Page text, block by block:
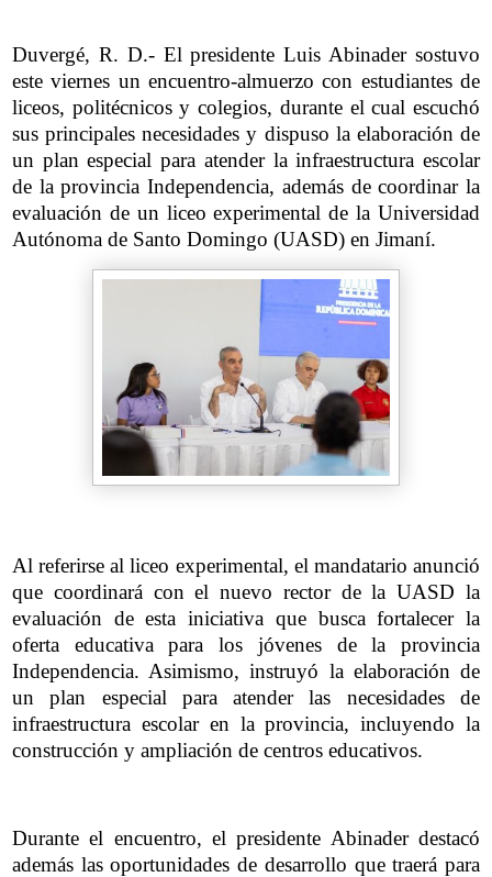
Duvergé, R. D.- El presidente Luis Abinader sostuvo
este viernes un encuentro-almuerzo con estudiantes de
liceos, politécnicos y colegios, durante el cual escuchó
sus principales necesidades y dispuso la elaboración de
un plan especial para atender la infraestructura escolar
de la provincia Independencia, además de coordinar la
evaluación de un liceo experimental de la Universidad
Autónoma de Santo Domingo (UASD) en Jimaní.
Al referirse al liceo experimental, el mandatario anunció
que coordinará con el nuevo rector de la UASD la
evaluación de esta iniciativa que busca fortalecer la
oferta educativa para los jóvenes de la provincia
Independencia. Asimismo, instruyó la elaboración de
un plan especial para atender las necesidades de
infraestructura escolar en la provincia, incluyendo la
construcción y ampliación de centros educativos.
Durante el encuentro, el presidente Abinader destacó
además las oportunidades de desarrollo que traerá para